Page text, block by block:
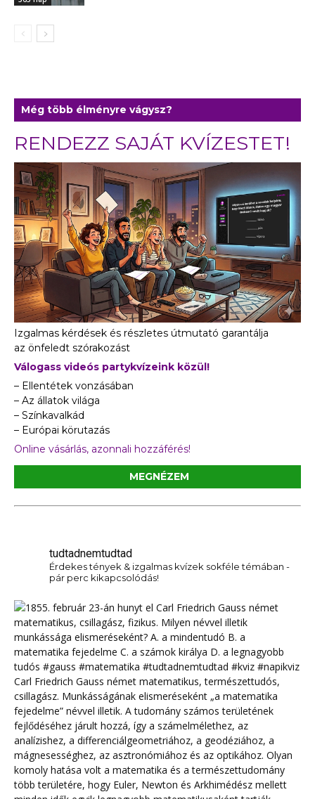
Még több élményre vágysz?
RENDEZZ SAJÁT KVÍZESTET!
Izgalmas kérdések és részletes útmutató garantálja
az önfeledt szórakozást
Válogass videós partykvízeink közül!
– Ellentétek vonzásában
– Az állatok világa
– Színkavalkád
– Európai körutazás
Online vásárlás, azonnali hozzáférés!
MEGNÉZEM
tudtadnemtudtad
Érdekes tények & izgalmas kvízek sokféle témában -
pár perc kikapcsolódás!